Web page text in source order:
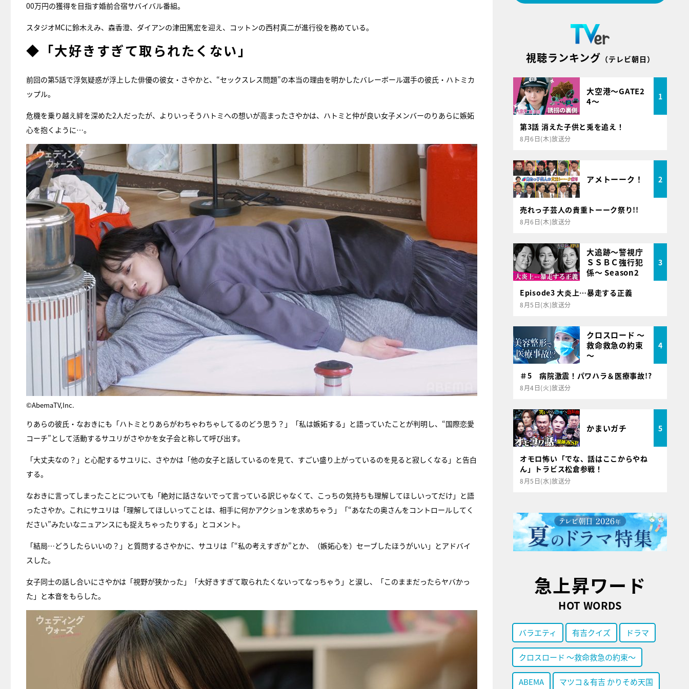
00万円の獲得を目指す婚前合宿サバイバル番組。
スタジオMCに鈴木えみ、森香澄、ダイアンの津田篤宏を迎え、コットンの西村真二が進行役を務めている。
◆「大好きすぎて取られたくない」
前回の第5話で浮気疑惑が浮上した俳優の彼女・さやかと、“セックスレス問題”の本当の理由を明かしたバレーボール選手の彼氏・ハトミカ
ップル。
危機を乗り越え絆を深めた2人だったが、よりいっそうハトミへの想いが高まったさやかは、ハトミと仲が良い女子メンバーのりあらに嫉妬
心を抱くように…。
©AbemaTV,Inc.
りあらの彼氏・なおきにも「ハトミとりあらがわちゃわちゃしてるのどう思う？」「私は嫉妬する」と語っていたことが判明し、“国際恋愛
コーチ”として活動するサユリがさやかを女子会と称して呼び出す。
「大丈夫なの？」と心配するサユリに、さやかは「他の女子と話しているのを見て、すごい盛り上がっているのを見ると寂しくなる」と告白
する。
なおきに言ってしまったことについても「絶対に話さないでって言っている訳じゃなくて、こっちの気持ちも理解してほしいってだけ」と語
ったさやか。これにサユリは「理解してほしいってことは、相手に何かアクションを求めちゃう」「“あなたの奥さんをコントロールしてく
ださい”みたいなニュアンスにも捉えちゃったりする」とコメント。
「結局…どうしたらいいの？」と質問するさやかに、サユリは「“私の考えすぎか”とか、（嫉妬心を）セーブしたほうがいい」とアドバイ
スした。
女子同士の話し合いにさやかは「視野が狭かった」「大好きすぎて取られたくないってなっちゃう」と涙し、「このままだったらヤバかっ
た」と本音をもらした。
視聴ランキング （テレビ朝日）
大空港～GATE2
4～
1
第3話 消えた子供と兎を追え！
8月6日(木)放送分
アメトーーク！ 2
売れっ子芸人の貴重トーーク祭り!!
8月6日(木)放送分
大追跡～警視庁
ＳＳＢＣ強行犯
係～ Season2
3
Episode3 大炎上…暴走する正義
8月5日(水)放送分
クロスロード ～
救命救急の約束
～
4
＃5 病院激震！パワハラ＆医療事故!?
8月4日(火)放送分
かまいガチ 5
オモロ怖い「でな、話はここからやね
ん」トラビス松倉参戦！
8月5日(水)放送分
急上昇ワード
HOT WORDS
バラエティ 有吉クイズ ドラマ
クロスロード ～救命救急の約束～
ABEMA マツコ＆有吉 かりそめ天国